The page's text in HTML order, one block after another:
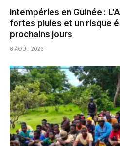
Intempéries en Guinée :
fortes pluies et un risque
prochains jours
8 AOÛT 2026